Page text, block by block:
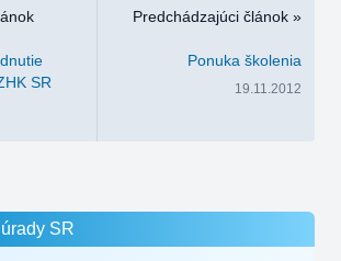
SR
SR
Predchádzajúci článok »
Ponuka školenia
19.11.2012